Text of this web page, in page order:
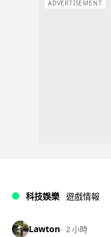
ADVERTISEMENT
科技娛樂 遊戲情報
Lawton 2 小時